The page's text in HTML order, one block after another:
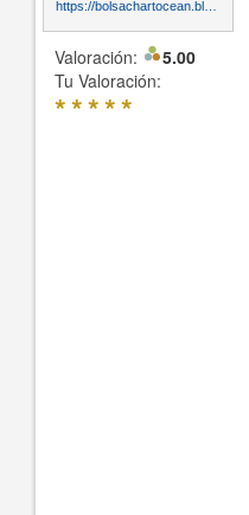
Valoración:
5.00
Tu Valoración:
*****